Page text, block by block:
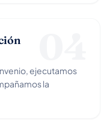
ejecutamos
la